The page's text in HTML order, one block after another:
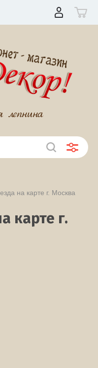
на карте г. Москва
карте г.